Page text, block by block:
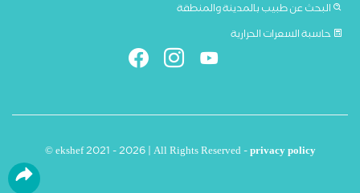
البحث عن طبيب بالمدينة والمنطقة
حاسبة السعرات الحرارية
© ekshef 2021 - 2026 | All Rights Reserved -privacy policy